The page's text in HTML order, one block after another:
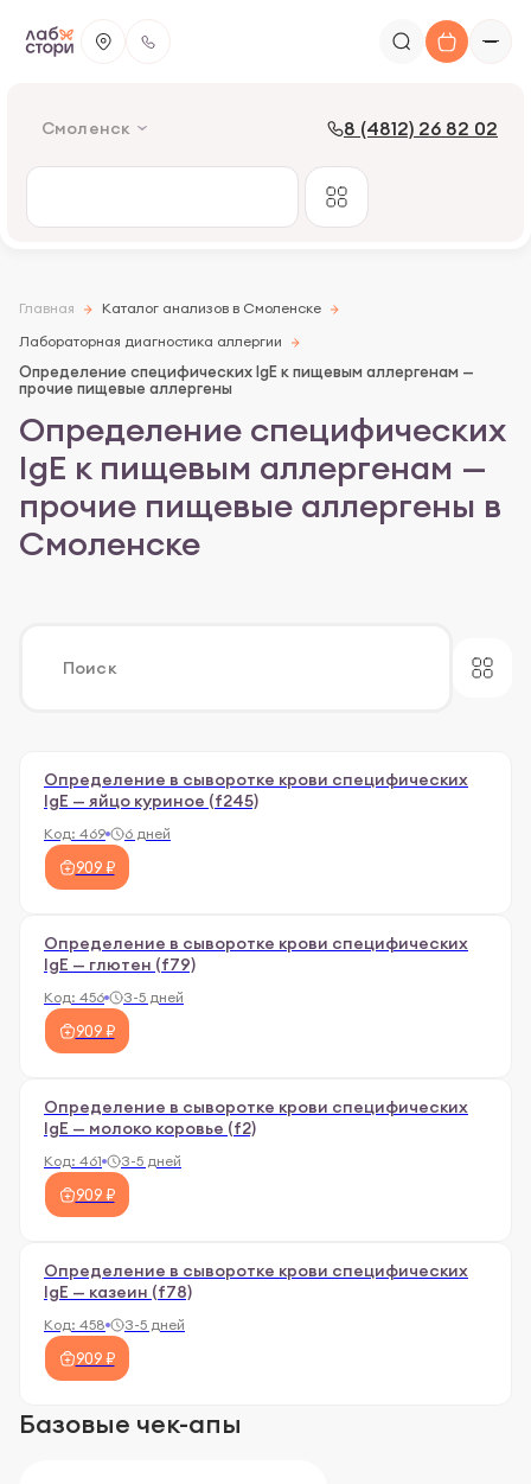
Смоленск 8 (4812) 26 82 02
Главная
Каталог анализов в Смоленске
Лабораторная диагностика аллергии
Определение специфических IgE к пищевым аллергенам —
прочие пищевые аллергены
Определение специфических
IgE к пищевым аллергенам —
прочие пищевые аллергены в
Смоленске
Базовые чек-апы
Определение в сыворотке крови специфических
IgE — яйцо куриное (f245)
Код: 469 6 дней
909 ₽
Определение в сыворотке крови специфических
IgE — глютен (f79)
Код: 456 3-5 дней
909 ₽
Определение в сыворотке крови специфических
IgE — молоко коровье (f2)
Код: 461 3-5 дней
909 ₽
Определение в сыворотке крови специфических
IgE — казеин (f78)
Код: 458 3-5 дней
909 ₽